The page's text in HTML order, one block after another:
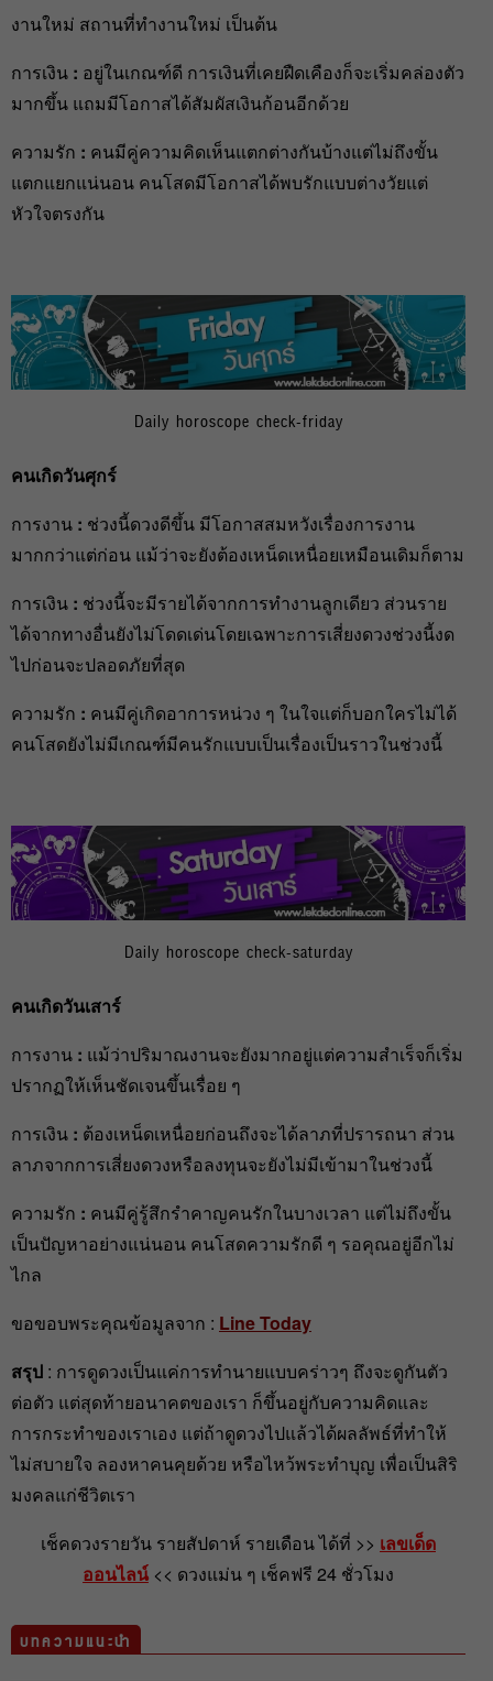
งานใหม่ สถานที่ทำงานใหม่ เป็นต้น
การเงิน : อยู่ในเกณฑ์ดี การเงินที่เคยฝืดเคืองก็จะเริ่มคล่องตัว
มากขึ้น แถมมีโอกาสได้สัมผัสเงินก้อนอีกด้วย
ความรัก : คนมีคู่ความคิดเห็นแตกต่างกันบ้างแต่ไม่ถึงขั้น
แตกแยกแน่นอน คนโสดมีโอกาสได้พบรักแบบต่างวัยแต่
หัวใจตรงกัน
Daily horoscope check-friday
คนเกิดวันศุกร์
การงาน : ช่วงนี้ดวงดีขึ้น มีโอกาสสมหวังเรื่องการงาน
มากกว่าแต่ก่อน แม้ว่าจะยังต้องเหน็ดเหนื่อยเหมือนเดิมก็ตาม
การเงิน : ช่วงนี้จะมีรายได้จากการทำงานลูกเดียว ส่วนราย
ได้จากทางอื่นยังไม่โดดเด่นโดยเฉพาะการเสี่ยงดวงช่วงนี้งด
ไปก่อนจะปลอดภัยที่สุด
ความรัก : คนมีคู่เกิดอาการหน่วง ๆ ในใจแต่ก็บอกใครไม่ได้
คนโสดยังไม่มีเกณฑ์มีคนรักแบบเป็นเรื่องเป็นราวในช่วงนี้
Daily horoscope check-saturday
คนเกิดวันเสาร์
การงาน : แม้ว่าปริมาณงานจะยังมากอยู่แต่ความสำเร็จก็เริ่ม
ปรากฏให้เห็นชัดเจนขึ้นเรื่อย ๆ
การเงิน : ต้องเหน็ดเหนื่อยก่อนถึงจะได้ลาภที่ปรารถนา ส่วน
ลาภจากการเสี่ยงดวงหรือลงทุนจะยังไม่มีเข้ามาในช่วงนี้
ความรัก : คนมีคู่รู้สึกรำคาญคนรักในบางเวลา แต่ไม่ถึงขั้น
เป็นปัญหาอย่างแน่นอน คนโสดความรักดี ๆ รอคุณอยู่อีกไม่
ไกล
ขอขอบพระคุณข้อมูลจาก : Line Today
สรุป : การดูดวงเป็นแค่การทำนายแบบคร่าวๆ ถึงจะดูกันตัว
ต่อตัว แต่สุดท้ายอนาคตของเรา ก็ขึ้นอยู่กับความคิดและ
การกระทำของเราเอง แต่ถ้าดูดวงไปแล้วได้ผลลัพธ์ที่ทำให้
ไม่สบายใจ ลองหาคนคุยด้วย หรือไหว้พระทำบุญ เพื่อเป็นสิริ
มงคลแก่ชีวิตเรา
เช็คดวงรายวัน รายสัปดาห์ รายเดือน ได้ที่ >> เลขเด็ด
ออนไลน์ << ดวงแม่น ๆ เช็คฟรี 24 ชั่วโมง
บทความแนะนำ